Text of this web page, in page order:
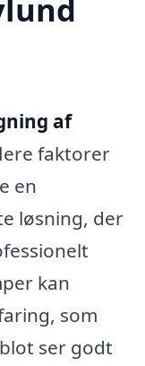
af
faktorer
en
løsning, der
kan
som
ser godt